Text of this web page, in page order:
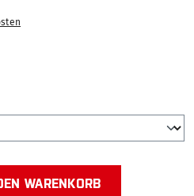
gewünschten Wert ein
WARENKORB